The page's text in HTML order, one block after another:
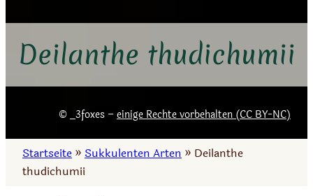
Deilanthe thudichumii
_3foxes –einige Rechte vorbehalten (CC BY-NC)
Startseite » Sukkulenten Arten » Deilanthe
thudichumii